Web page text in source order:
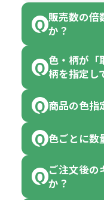
販売数の倍
か？
一部商
です。
個、20
ります。
【例】
色・柄が「
柄を指定し
「色・
ている
ん。
商品の色指
色指定
品の詳
ベルや
色ごとに数
「選べ
ご注文後の
か？